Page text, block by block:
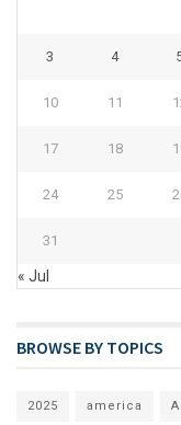
3 4
10 11
17 18
24 25
31
« Jul
BROWSE BY TOPICS
2025 america